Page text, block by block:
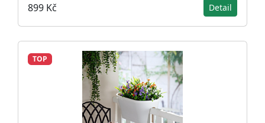
899 Kč Detail
TOP